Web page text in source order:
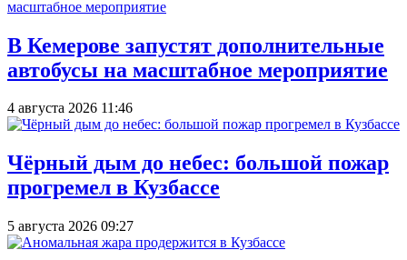
В Кемерове запустят дополнительные
автобусы на масштабное мероприятие
4 августа 2026 11:46
Чёрный дым до небес: большой пожар
прогремел в Кузбассе
5 августа 2026 09:27